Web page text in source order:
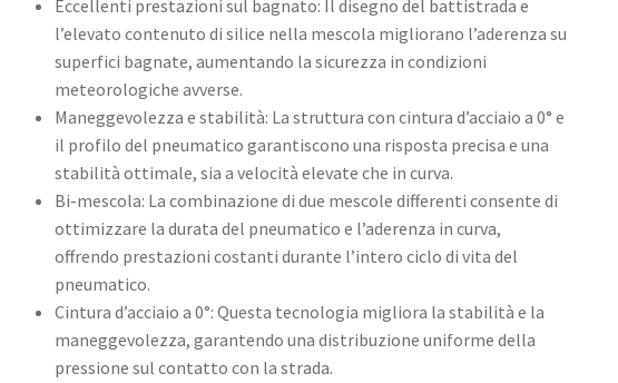
Eccellenti prestazioni sul bagnato: Il disegno del battistrada e
l’elevato contenuto di silice nella mescola migliorano l’aderenza su
superfici bagnate, aumentando la sicurezza in condizioni
meteorologiche avverse.
Maneggevolezza e stabilità: La struttura con cintura d’acciaio a 0° e
il profilo del pneumatico garantiscono una risposta precisa e una
stabilità ottimale, sia a velocità elevate che in curva.
Bi-mescola: La combinazione di due mescole differenti consente di
ottimizzare la durata del pneumatico e l’aderenza in curva,
offrendo prestazioni costanti durante l’intero ciclo di vita del
pneumatico.
Cintura d’acciaio a 0°: Questa tecnologia migliora la stabilità e la
maneggevolezza, garantendo una distribuzione uniforme della
pressione sul contatto con la strada.